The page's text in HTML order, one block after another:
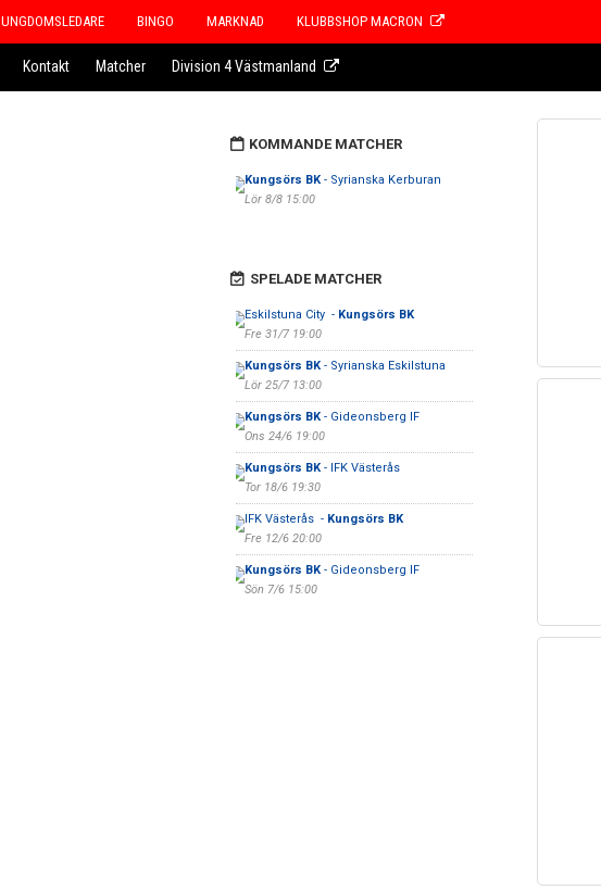
UNGDOMSLEDARE BINGO MARKNAD KLUBBSHOP MACRON
Kontakt Matcher Division 4 Västmanland
KOMMANDE MATCHER
Kungsörs BK- Syrianska Kerburan
Lör 8/8 15:00
SPELADE MATCHER
Eskilstuna City - Kungsörs BK
Fre 31/7 19:00
Kungsörs BK- Syrianska Eskilstuna
Lör 25/7 13:00
Kungsörs BK- Gideonsberg IF
Ons 24/6 19:00
Kungsörs BK- IFK Västerås
Tor 18/6 19:30
IFK Västerås - Kungsörs BK
Fre 12/6 20:00
Kungsörs BK- Gideonsberg IF
Sön 7/6 15:00